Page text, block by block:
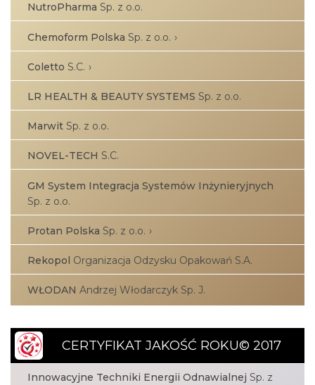
NutroPharma Sp. z o.o.
Chemoform Polska Sp. z o.o.
Coletto S.C.
LR HEALTH & BEAUTY SYSTEMS Sp. z o.o.
Marwit Sp. z o.o.
NOVEL-TECH S.C.
GM System Integracja Systemów Inżynieryjnych
Sp. z o.o.
Protan Polska Sp. z o.o.
Rekopol Organizacja Odzysku Opakowań S.A.
WŁODAN Andrzej Włodarczyk Sp. J.
CERTYFIKAT JAKOŚĆ ROKU© 2017
Innowacyjne Techniki Energii Odnawialnej Sp. z